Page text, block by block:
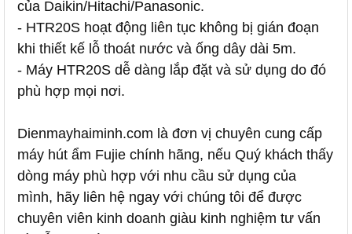
của Daikin/Hitachi/Panasonic.
- HTR20S hoạt động liên tục không bị gián đoạn
khi thiết kế lỗ thoát nước và ống dây dài 5m.
- Máy HTR20S dễ dàng lắp đặt và sử dụng do đó
phù hợp mọi nơi.
Dienmayhaiminh.com là đơn vị chuyên cung cấp
máy hút ẩm Fujie chính hãng, nếu Quý khách thấy
dòng máy phù hợp với nhu cầu sử dụng của
mình, hãy liên hệ ngay với chúng tôi để được
chuyên viên kinh doanh giàu kinh nghiệm tư vấn